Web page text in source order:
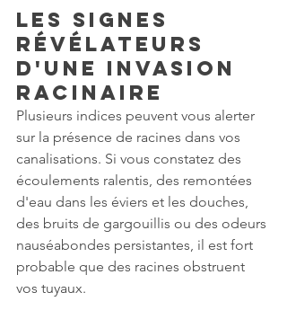
Les signes
révélateurs
d'une invasion
racinaire
Plusieurs indices peuvent vous alerter
sur la présence de racines dans vos
canalisations. Si vous constatez des
écoulements ralentis, des remontées
d'eau dans les éviers et les douches,
des bruits de gargouillis ou des odeurs
nauséabondes persistantes, il est fort
probable que des racines obstruent
vos tuyaux.